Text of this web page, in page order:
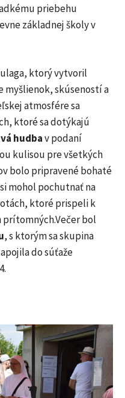
priebehu
základnej školy v
ktorý vytvoril
myšlienok, skúseností a
atmosfére sa
ktoré sa dotýkajú
hudbav podaní
kulisou pre všetkých
bolo pripravené bohaté
si mohol pochutnať na
ktoré prispeli k
bol
, s ktorým sa skupina
do súťaže